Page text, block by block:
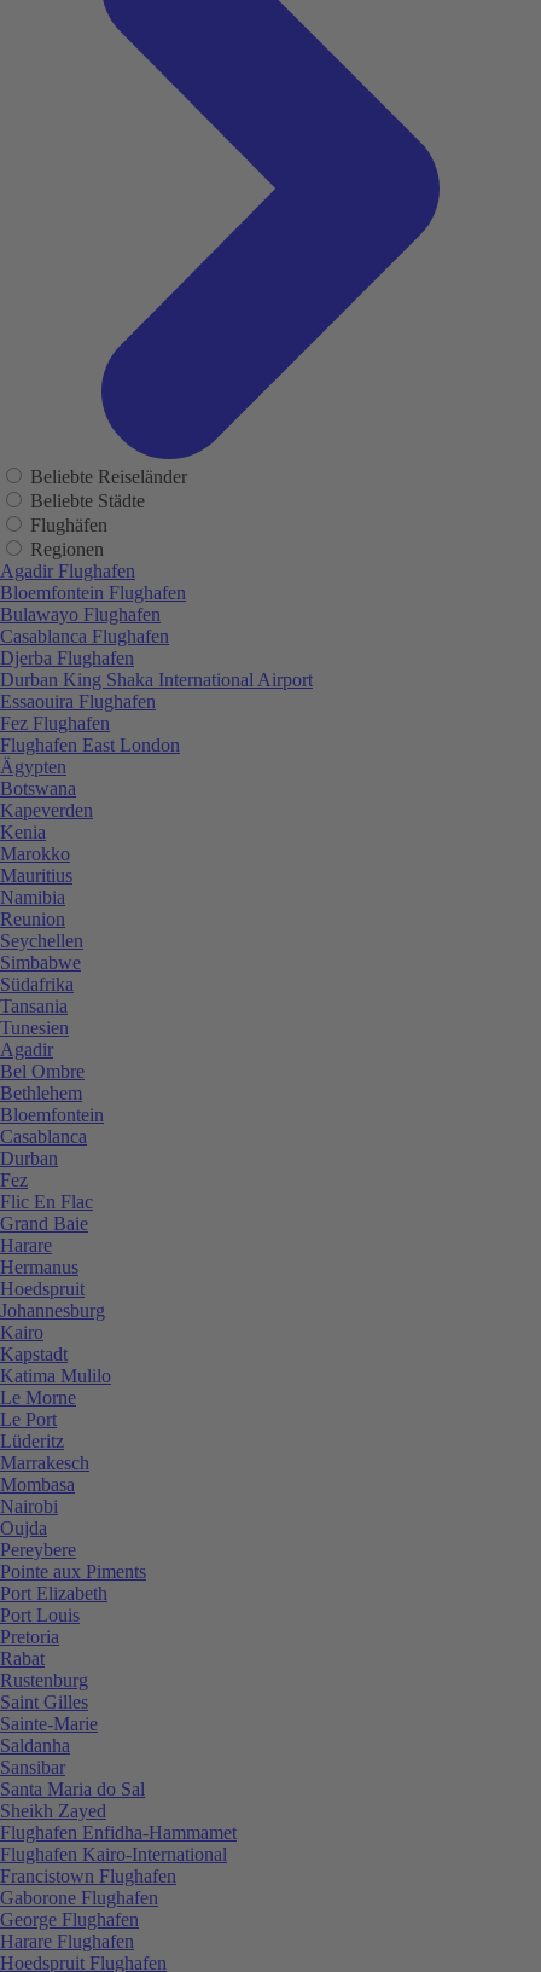
Beliebte Reiseländer
Beliebte Städte
Flughäfen
Regionen
Agadir Flughafen
Bloemfontein Flughafen
Bulawayo Flughafen
Casablanca Flughafen
Djerba Flughafen
Durban King Shaka International Airport
Essaouira Flughafen
Fez Flughafen
Flughafen East London
Ägypten
Botswana
Kapeverden
Kenia
Marokko
Mauritius
Namibia
Reunion
Seychellen
Simbabwe
Südafrika
Tansania
Tunesien
Agadir
Bel Ombre
Bethlehem
Bloemfontein
Casablanca
Durban
Fez
Flic En Flac
Grand Baie
Harare
Hermanus
Hoedspruit
Johannesburg
Kairo
Kapstadt
Katima Mulilo
Le Morne
Le Port
Lüderitz
Marrakesch
Mombasa
Nairobi
Oujda
Pereybere
Pointe aux Piments
Port Elizabeth
Port Louis
Pretoria
Rabat
Rustenburg
Saint Gilles
Sainte-Marie
Saldanha
Sansibar
Santa Maria do Sal
Sheikh Zayed
Flughafen Enfidha-Hammamet
Flughafen Kairo-International
Francistown Flughafen
Gaborone Flughafen
George Flughafen
Harare Flughafen
Hoedspruit Flughafen